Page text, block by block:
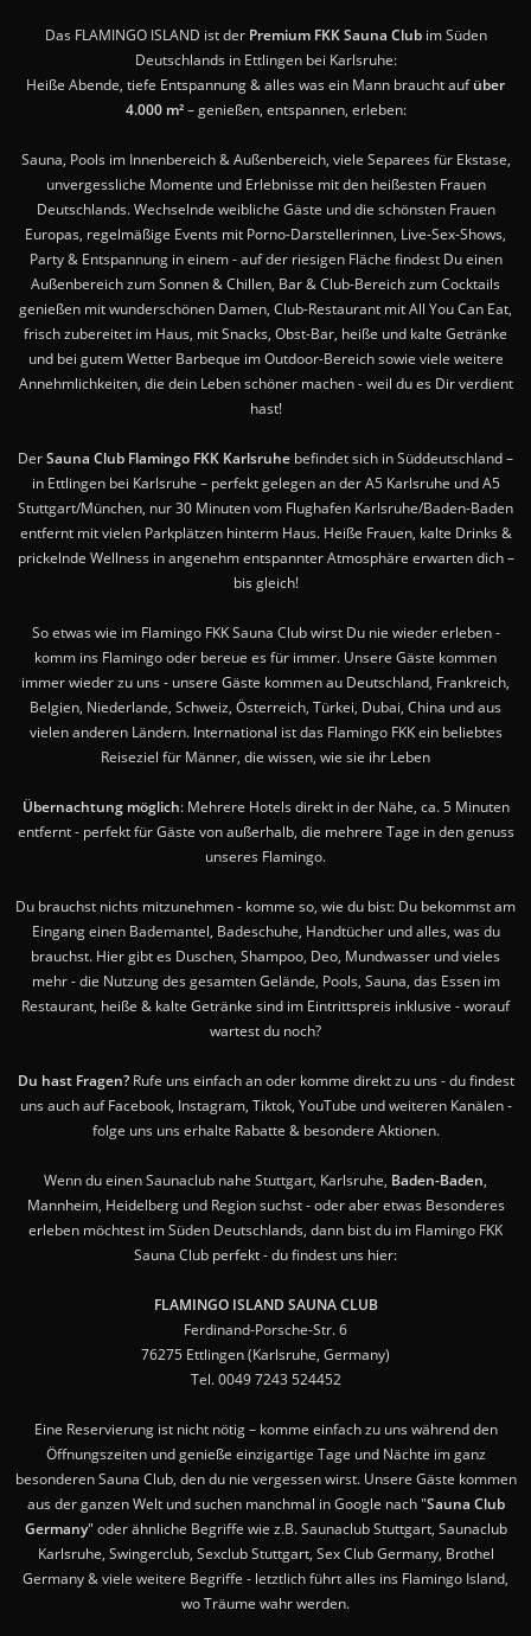
Das FLAMINGO ISLAND ist der Premium FKK Sauna Clubim Süden
Deutschlands in Ettlingen bei Karlsruhe:
Heiße Abende, tiefe Entspannung & alles was ein Mann braucht aufüber
4.000 m²– genießen, entspannen, erleben:
Sauna, Pools im Innenbereich & Außenbereich, viele Separees für Ekstase,
unvergessliche Momente und Erlebnisse mit den heißesten Frauen
Deutschlands. Wechselnde weibliche Gäste und die schönsten Frauen
Europas, regelmäßige Events mit Porno-Darstellerinnen, Live-Sex-Shows,
Party & Entspannung in einem - auf der riesigen Fläche findest Du einen
Außenbereich zum Sonnen & Chillen, Bar & Club-Bereich zum Cocktails
genießen mit wunderschönen Damen, Club-Restaurant mit All You Can Eat,
frisch zubereitet im Haus, mit Snacks, Obst-Bar, heiße und kalte Getränke
und bei gutem Wetter Barbeque im Outdoor-Bereich sowie viele weitere
Annehmlichkeiten, die dein Leben schöner machen - weil du es Dir verdient
hast!
DerSauna Club Flamingo FKK Karlsruhe befindet sich in Süddeutschland –
in Ettlingen bei Karlsruhe – perfekt gelegen an der A5 Karlsruhe und A5
Stuttgart/München, nur 30 Minuten vom Flughafen Karlsruhe/Baden-Baden
entfernt mit vielen Parkplätzen hinterm Haus. Heiße Frauen, kalte Drinks &
prickelnde Wellness in angenehm entspannter Atmosphäre erwarten dich –
bis gleich!
So etwas wie im Flamingo FKK Sauna Club wirst Du nie wieder erleben -
komm ins Flamingo oder bereue es für immer. Unsere Gäste kommen
immer wieder zu uns - unsere Gäste kommen au Deutschland, Frankreich,
Belgien, Niederlande, Schweiz, Österreich, Türkei, Dubai, China und aus
vielen anderen Ländern. International ist das Flamingo FKK ein beliebtes
Reiseziel für Männer, die wissen, wie sie ihr Leben
Übernachtung möglich: Mehrere Hotels direkt in der Nähe, ca. 5 Minuten
entfernt - perfekt für Gäste von außerhalb, die mehrere Tage in den genuss
unseres Flamingo.
Du brauchst nichts mitzunehmen - komme so, wie du bist: Du bekommst am
Eingang einen Bademantel, Badeschuhe, Handtücher und alles, was du
brauchst. Hier gibt es Duschen, Shampoo, Deo, Mundwasser und vieles
mehr - die Nutzung des gesamten Gelände, Pools, Sauna, das Essen im
Restaurant, heiße & kalte Getränke sind im Eintrittspreis inklusive - worauf
wartest du noch?
Du hast Fragen?Rufe uns einfach an oder komme direkt zu uns - du findest
uns auch auf Facebook, Instagram, Tiktok, YouTube und weiteren Kanälen -
folge uns uns erhalte Rabatte & besondere Aktionen.
Wenn du einen Saunaclub nahe Stuttgart, Karlsruhe, Baden-Baden,
Mannheim, Heidelberg und Region suchst - oder aber etwas Besonderes
erleben möchtest im Süden Deutschlands, dann bist du im Flamingo FKK
Sauna Club perfekt - du findest uns hier:
FLAMINGO ISLAND SAUNA CLUB
Ferdinand-Porsche-Str. 6
76275 Ettlingen (Karlsruhe, Germany)
Tel. 0049 7243 524452
Eine Reservierung ist nicht nötig – komme einfach zu uns während den
Öffnungszeiten und genieße einzigartige Tage und Nächte im ganz
besonderen Sauna Club, den du nie vergessen wirst. Unsere Gäste kommen
aus der ganzen Welt und suchen manchmal in Google nach "Sauna Club
Germany" oder ähnliche Begriffe wie z.B. Saunaclub Stuttgart, Saunaclub
Karlsruhe, Swingerclub, Sexclub Stuttgart, Sex Club Germany, Brothel
Germany & viele weitere Begriffe - letztlich führt alles ins Flamingo Island,
wo Träume wahr werden.